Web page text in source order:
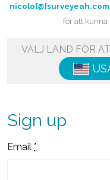
nicolo[@]surveyeah.com
för att kunna
VÄLJ LAND FÖR
Sign up
Email *